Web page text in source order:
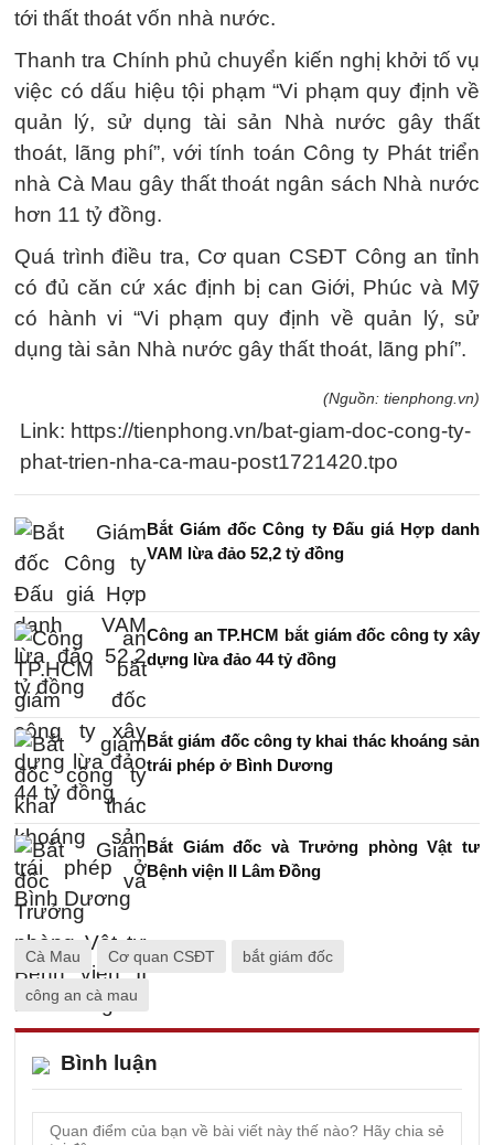
tới thất thoát vốn nhà nước.
Thanh tra Chính phủ chuyển kiến nghị khởi tố vụ
việc có dấu hiệu tội phạm “Vi phạm quy định về
quản lý, sử dụng tài sản Nhà nước gây thất
thoát, lãng phí”, với tính toán Công ty Phát triển
nhà Cà Mau gây thất thoát ngân sách Nhà nước
hơn 11 tỷ đồng.
Quá trình điều tra, Cơ quan CSĐT Công an tỉnh
có đủ căn cứ xác định bị can Giới, Phúc và Mỹ
có hành vi “Vi phạm quy định về quản lý, sử
dụng tài sản Nhà nước gây thất thoát, lãng phí”.
(Nguồn: tienphong.vn)
Link: https://tienphong.vn/bat-giam-doc-cong-ty-
phat-trien-nha-ca-mau-post1721420.tpo
Bắt Giám đốc Công ty Đấu giá Hợp danh
VAM lừa đảo 52,2 tỷ đồng
Công an TP.HCM bắt giám đốc công ty xây
dựng lừa đảo 44 tỷ đồng
Bắt giám đốc công ty khai thác khoáng sản
trái phép ở Bình Dương
Bắt Giám đốc và Trưởng phòng Vật tư
Bệnh viện II Lâm Đồng
Cà Mau Cơ quan CSĐT bắt giám đốc
công an cà mau
Bình luận